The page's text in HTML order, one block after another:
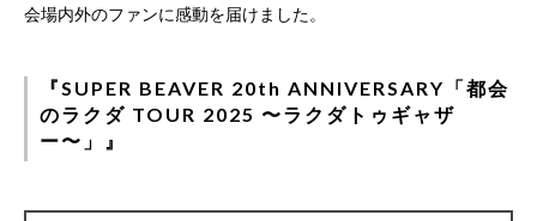
会場内外のファンに感動を届けました。
『SUPER BEAVER 20th ANNIVERSARY「都会
のラクダ TOUR 2025 〜ラクダトゥギャザ
ー〜」』